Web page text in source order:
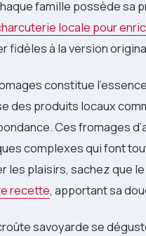
famille possède sa
locale pour
fidèles à la version
constitue
des produits locaux
Ces fromages
complexes qui font
les plaisirs, sachez que le
recette, apportant sa
savoyarde se